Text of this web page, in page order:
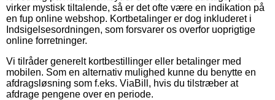
virker mystisk tiltalende, så er det ofte være en indikation på
en fup online webshop. Kortbetalinger er dog inkluderet i
Indsigelsesordningen, som forsvarer os overfor uoprigtige
online forretninger.
Vi tilråder generelt kortbestillinger eller betalinger med
mobilen. Som en alternativ mulighed kunne du benytte en
afdragsløsning som f.eks. ViaBill, hvis du tilstræber at
afdrage pengene over en periode.